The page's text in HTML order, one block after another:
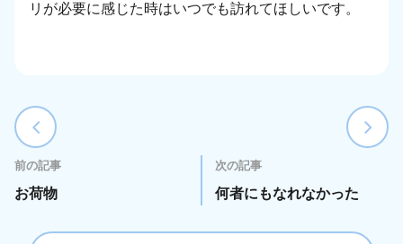
リが必要に感じた時はいつでも訪れてほしいです。
前の記事
お荷物
次の記事
何者にもなれなかった